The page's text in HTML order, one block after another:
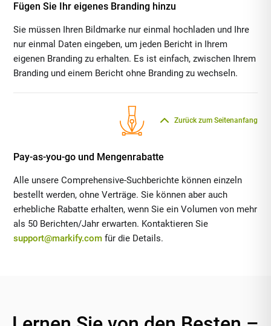
Fügen Sie Ihr eigenes Branding hinzu
Sie müssen Ihren Bildmarke nur einmal hochladen und Ihre
nur einmal Daten eingeben, um jeden Bericht in Ihrem
eigenen Branding zu erhalten. Es ist einfach, zwischen Ihrem
Branding und einem Bericht ohne Branding zu wechseln.
Pay-as-you-go und Mengenrabatte
Zurück zum Seitenanfang
Alle unsere Comprehensive-Suchberichte können einzeln
bestellt werden, ohne Verträge. Sie können aber auch
erhebliche Rabatte erhalten, wenn Sie ein Volumen von mehr
als 50 Berichten/Jahr erwarten. Kontaktieren Sie
support@markify.com für die Details.